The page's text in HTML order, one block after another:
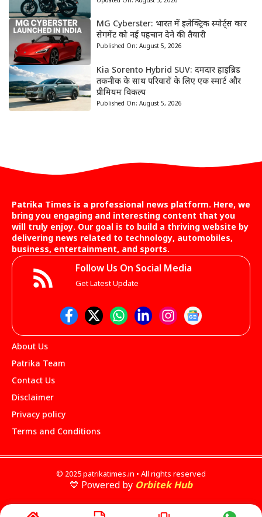
MG Cyberster: भारत में इलेक्ट्रिक स्पोर्ट्स कार
सेगमेंट को नई पहचान देने की तैयारी
Published On: August 5, 2026
Kia Sorento Hybrid SUV: दमदार हाइब्रिड
तकनीक के साथ परिवारों के लिए एक स्मार्ट और
प्रीमियम विकल्प
Published On: August 5, 2026
Patrika Times is a professional news platform. Here, we
bring you engaging and interesting content that you
will truly enjoy. Our goal is to build a thriving website by
delivering news related to technology, automobiles,
business, entertainment, and sports.
Follow Us On Social Media
Get Latest Update
About Us
Patrika Team
Contact Us
Disclaimer
Privacy policy
Terms and Conditions
© 2025 patrikatimes.in • All rights reserved
💙 Powered by Orbitek Hub